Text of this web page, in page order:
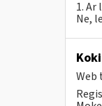
1.
Ne,
Web